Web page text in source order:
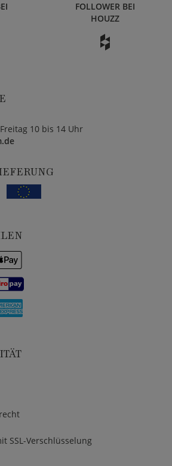
FOLLOWER BEI
HOUZZ
10 bis 14 Uhr
SSL-Verschlüsselung